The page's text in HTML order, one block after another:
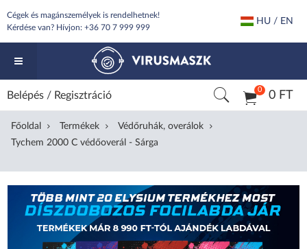
Cégek és magánszemélyek is rendelhetnek!
Kérdése van? Hívjon: +36 70 7 999 999
HU / EN
0 0 FT
Belépés / Regisztráció
Főoldal Termékek
Védőruhák, overálok
Tychem 2000 C védőoverál - Sárga